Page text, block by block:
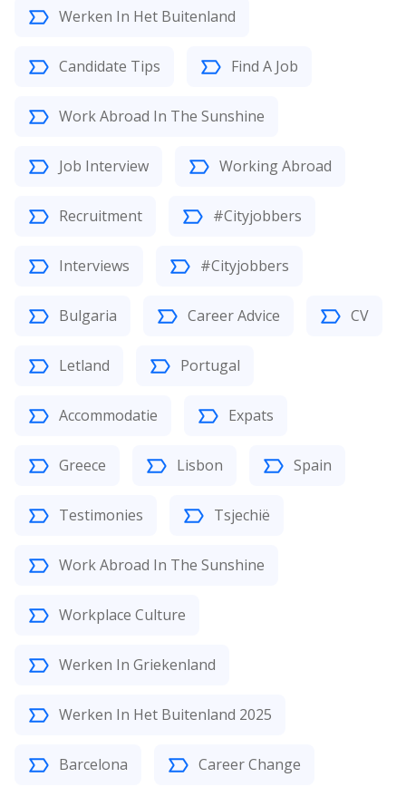
Werken In Het Buitenland
Candidate Tips Find A Job
Work Abroad In The Sunshine
Job Interview Working Abroad
Recruitment #Cityjobbers
Interviews #Cityjobbers
Bulgaria Career Advice CV
Letland Portugal
Accommodatie Expats
Greece Lisbon Spain
Testimonies Tsjechië
Work Abroad In The Sunshine
Workplace Culture
Werken In Griekenland
Werken In Het Buitenland 2025
Barcelona Career Change